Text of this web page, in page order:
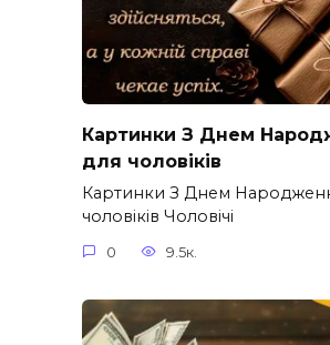
Картинки З Днем
для чоловіків​
Картинки З Днем
чоловіків​ Чоловічі
0 9.5к.